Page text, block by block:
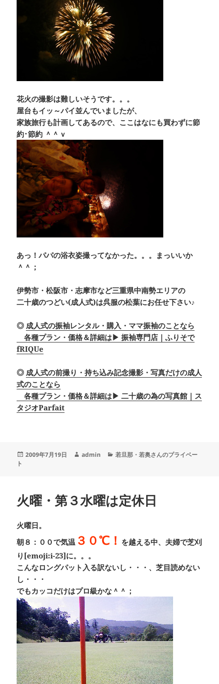
花火の撮影は難しいそうです。。。
屋台もイッ～パイ並んでいましたが、
家族旅行も計画してあるので、ここはなにも買わずに節
約･節約 ＾＾ｖ
あっ！パパの浴衣姿撮ってなかった。。。まっいいか
＾＾；
伊勢市・松阪市・志摩市など三重県中南勢エリアの
二十歳のつどい(成人式)は呉服の松葉にお任せ下さい♪
◎成人式の振袖レンタル・購入・ママ振袖のことなら
各種プラン・価格＆詳細は▶ 振袖専門店｜ふりそで
fRIQUe
◎成人式の前撮り・持ち込み記念撮影・写真だけの成人
式のことなら
各種プラン・価格＆詳細は▶ 二十歳の為の写真館｜ス
タジオParfait
投
2009年7月19日
作
admin
カ
若旦那・若奥さんのプライベー
ト
火曜・第３水曜は定休日
火曜日。
朝８：００で気温 ３０℃！ を越える中、夫婦で芝刈
り[emoji:i-23]に。。。
こんなロングパット入る訳ないし・・・、芝目読めない
し・・・
でもカッコだけはプロ級かな＾＾；